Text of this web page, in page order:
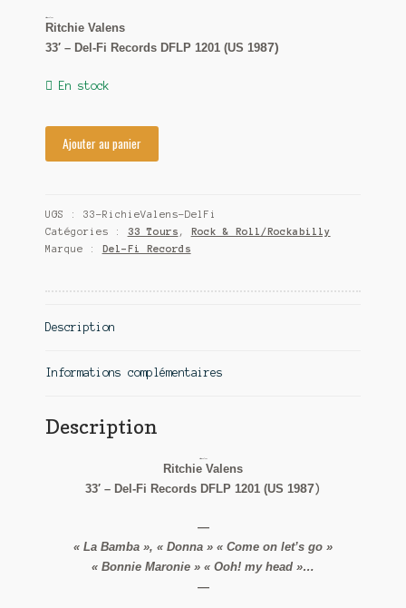
ContactRitchie Valens
33′ – Del-Fi Records DFLP 1201 (US 1987)
En stock
Ajouter au panier
UGS : 33-RichieValens-DelFi
Catégories : 33 Tours , Rock & Roll/Rockabilly
Marque : Del-Fi Records
Description
Informations complémentaires
Description
Ritchie Valens
33′ – Del-Fi Records DFLP 1201 (US 1987)
—
« La Bamba », « Donna » « Come on let’s go »
« Bonnie Maronie » « Ooh! my head »…
—